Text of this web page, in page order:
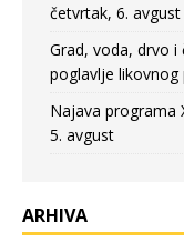
četvrtak, 6. avgust
Grad, voda, drvo i
poglavlje
Najava programa
5. avgust
ARHIVA